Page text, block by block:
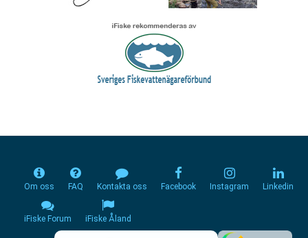
Om oss FAQ Kontakta oss Facebook Instagram Linkedin
iFiske Forum iFiske Åland